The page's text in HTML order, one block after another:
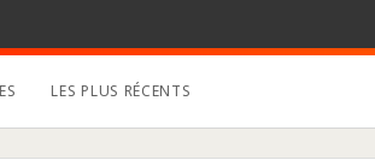
LES PLUS RÉCENTS